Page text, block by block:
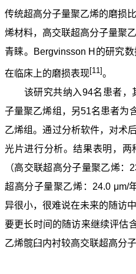
传统超高分子量聚乙烯的磨损
烯材料，高交联超高分子量聚
青睐。Bergvinsson H的研究
在临床上的磨损表现[11]。
该研究共纳入94名患者，
子量聚乙烯组，另51名患者为
乙烯组。通过分析软件，对术
光片进行分析。结果表明，
（高交联超高分子量聚乙烯
超高分子量聚乙烯：24.0 μm/
异很小，很难说在未来的随访
要更长时间的随访来继续评估
乙烯髋臼内衬较高交联超高分